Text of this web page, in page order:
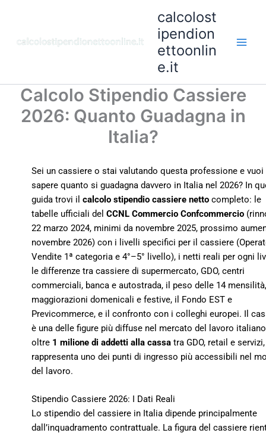
contenuto
calcolost
ipendion
ettoonlin
e.it
Calcolo Stipendio Cassiere
2026: Quanto Guadagna in
Italia?
Sei un cassiere o stai valutando questa professione e vuoi
sapere quanto si guadagna davvero in Italia nel 2026? In
guida trovi il calcolo stipendio cassiere nettocompleto: le
tabelle ufficiali del CCNL Commercio Confcommercio
22 marzo 2024, minimi da novembre 2025, prossimo
novembre 2026) con i livelli specifici per il cassiere
Vendite 1ª categoria e 4°–5° livello), i netti reali per ogni
le differenze tra cassiere di supermercato, GDO, centri
commerciali, banca e autostrada, il peso delle 14
maggiorazioni domenicali e festive, il Fondo EST e
Previcommerce, e il confronto con i colleghi europei. Il
è una delle figure più diffuse nel mercato del lavoro
oltre 1 milione di addetti alla cassatra GDO, retail e servizi,
rappresenta uno dei punti di ingresso più accessibili nel
del lavoro.
Stipendio Cassiere 2026: I Dati Reali
Lo stipendio del cassiere in Italia dipende principalmente
dall’inquadramento contrattuale. La figura del cassiere